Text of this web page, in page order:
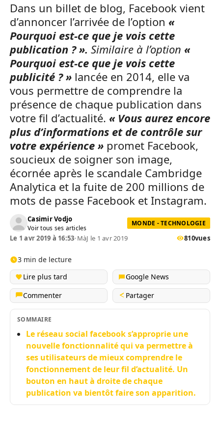
Dans un billet de blog, Facebook vient
d’annoncer l’arrivée de l’option «
Pourquoi est-ce que je vois cette
publication ? ». Similaire à l’option «
Pourquoi est-ce que je vois cette
publicité ? » lancée en 2014, elle va
vous permettre de comprendre la
présence de chaque publication dans
votre fil d’actualité. « Vous aurez encore
plus d’informations et de contrôle sur
votre expérience » promet Facebook,
soucieux de soigner son image,
écornée après le scandale Cambridge
Analytica et la fuite de 200 millions de
mots de passe Facebook et Instagram.
Casimir Vodjo
Voir tous ses articles
MONDE - TECHNOLOGIE
Le 1 avr 2019 à 16:53•MàJ le 1 avr 2019 810vues
3 min de lecture
Lire plus tard
Google News
Commenter
Partager
SOMMAIRE
Le réseau social facebook s’approprie une
nouvelle fonctionnalité qui va permettre à
ses utilisateurs de mieux comprendre le
fonctionnement de leur fil d’actualité. Un
bouton en haut à droite de chaque
publication va bientôt faire son apparition.